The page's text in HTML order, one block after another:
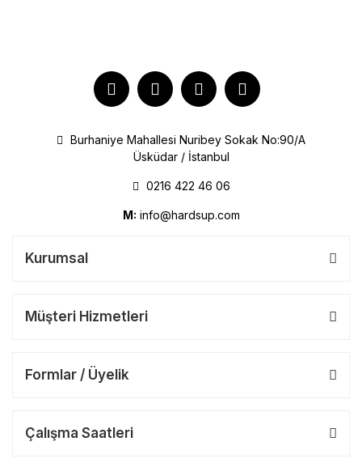
Burhaniye Mahallesi Nuribey Sokak No:90/A
Üsküdar / İstanbul
0216 422 46 06
M: info@hardsup.com
Kurumsal
Müşteri Hizmetleri
Formlar / Üyelik
Çalışma Saatleri